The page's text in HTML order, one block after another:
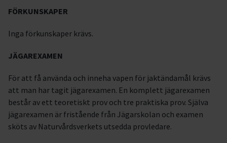
FÖRKUNSKAPER
Inga förkunskaper krävs.
JÄGAREXAMEN
För att få använda och inneha vapen för jaktändamål krävs
att man har tagit jägarexamen. En komplett jägarexamen
består av ett teoretiskt prov och tre praktiska prov. Själva
jägarexamen är fristående från Jägarskolan och examen
sköts av Naturvårdsverkets utsedda provledare.